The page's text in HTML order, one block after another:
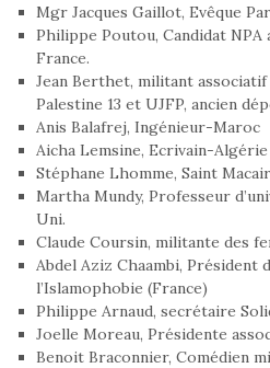
Mgr Jacques Gaillot, Evêque
Philippe Poutou, Candidat NPA
France.
Jean Berthet, militant
Palestine 13 et UJFP, ancien
Anis Balafrej, Ingénieur-Maroc
Aicha Lemsine, Ecrivain-Algérie
Stéphane Lhomme, Saint
Martha Mundy, Professeur
Uni.
Claude Coursin, militante des
Abdel Aziz Chaambi, Président
l’Islamophobie (France)
Philippe Arnaud, secrétaire
Joelle Moreau, Présidente
Benoit Braconnier, Comédien